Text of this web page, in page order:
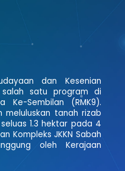
dan Kesenian
satu program di
Ke-Sembilan (RMK9).
meluluskan tanah rizab
1.3 hektar pada 4
Kompleks JKKN Sabah
oleh Kerajaan